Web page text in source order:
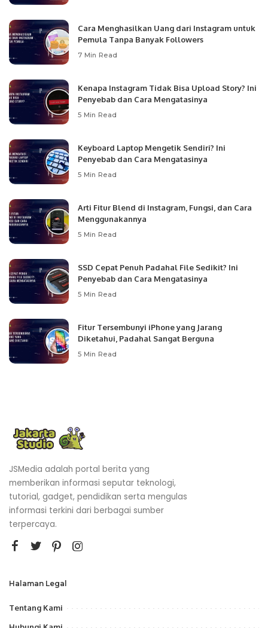
Cara Menghasilkan Uang dari Instagram untuk
Pemula Tanpa Banyak Followers
7 Min Read
Kenapa Instagram Tidak Bisa Upload Story? Ini
Penyebab dan Cara Mengatasinya
5 Min Read
Keyboard Laptop Mengetik Sendiri? Ini
Penyebab dan Cara Mengatasinya
5 Min Read
Arti Fitur Blend di Instagram, Fungsi, dan Cara
Menggunakannya
5 Min Read
SSD Cepat Penuh Padahal File Sedikit? Ini
Penyebab dan Cara Mengatasinya
5 Min Read
Fitur Tersembunyi iPhone yang Jarang
Diketahui, Padahal Sangat Berguna
5 Min Read
JSMedia adalah portal berita yang
memberikan informasi seputar teknologi,
tutorial, gadget, pendidikan serta mengulas
informasi terkini dari berbagai sumber
terpercaya.
Halaman Legal
Tentang Kami